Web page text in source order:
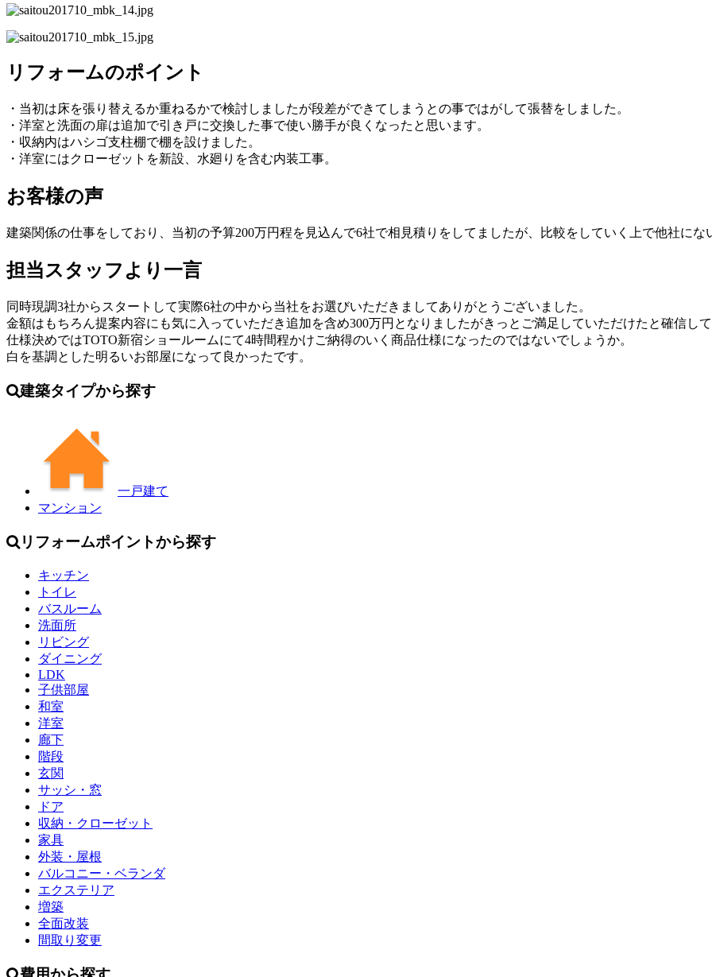
リフォームのポイント
・当初は床を張り替えるか重ねるかで検討しましたが段差ができてしまうとの事ではがして張替をしました。
・洋室と洗面の扉は追加で引き戸に交換した事で使い勝手が良くなったと思います。
・収納内はハシゴ支柱棚で棚を設けました。
・洋室にはクローゼットを新設、水廻りを含む内装工事。
お客様の声
建築関係の仕事をしており、当初の予算200万円程を見込んで6社で相見積りをしてましたが、比較をしていく上で他社にな
担当スタッフより一言
同時現調3社からスタートして実際6社の中から当社をお選びいただきましてありがとうございました。
金額はもちろん提案内容にも気に入っていただき追加を含め300万円となりましたがきっとご満足していただけたと確信して
仕様決めではTOTO新宿ショールームにて4時間程かけご納得のいく商品仕様になったのではないでしょうか。
白を基調とした明るいお部屋になって良かったです。
建築タイプから探す
一戸建て
マンション
リフォームポイントから探す
キッチン
トイレ
バスルーム
洗面所
リビング
ダイニング
LDK
子供部屋
和室
洋室
廊下
階段
玄関
サッシ・窓
ドア
収納・クローゼット
家具
外装・屋根
バルコニー・ベランダ
エクステリア
増築
全面改装
間取り変更